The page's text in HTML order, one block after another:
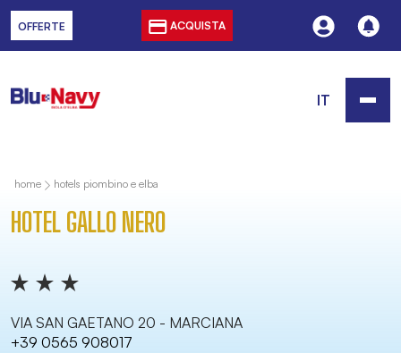
OFFERTE ACQUISTA
IT
home hotels piombino e elba
HOTEL GALLO NERO
VIA SAN GAETANO 20 - MARCIANA
+39 0565 908017